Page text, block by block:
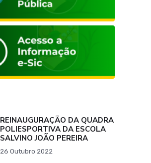
REINAUGURAÇÃO DA QUADRA
POLIESPORTIVA DA ESCOLA
SALVINO JOÃO PEREIRA
26 Outubro 2022